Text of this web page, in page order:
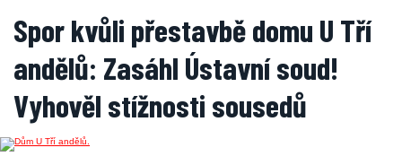
Spor kvůli přestavbě domu U Tří
andělů: Zasáhl Ústavní soud!
Vyhověl stížnosti sousedů